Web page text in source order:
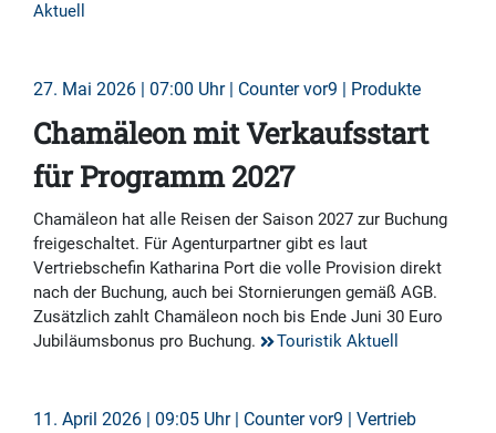
Aktuell
27. Mai 2026 | 07:00 Uhr | Counter vor9 | Produkte
Chamäleon mit Verkaufsstart
für Programm 2027
Chamäleon hat alle Reisen der Saison 2027 zur Buchung
freigeschaltet. Für Agenturpartner gibt es laut
Vertriebschefin Katharina Port die volle Provision direkt
nach der Buchung, auch bei Stornierungen gemäß AGB.
Zusätzlich zahlt Chamäleon noch bis Ende Juni 30 Euro
Jubiläumsbonus pro Buchung.
Touristik Aktuell
11. April 2026 | 09:05 Uhr | Counter vor9 | Vertrieb